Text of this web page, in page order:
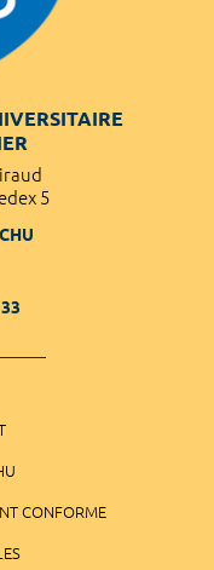
5
CONFORME